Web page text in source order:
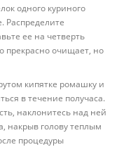
одного куриного
Распределите
ее на четверть
прекрасно очищает, но
кипятке ромашку и
в течение получаса.
наклонитесь над ней
накрыв голову теплым
процедуры